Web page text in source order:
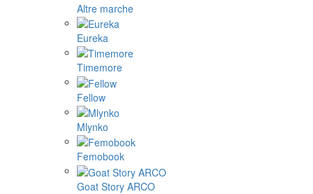
Altre marche
Eureka
Timemore
Fellow
Mlynko
Femobook
Goat Story ARCO